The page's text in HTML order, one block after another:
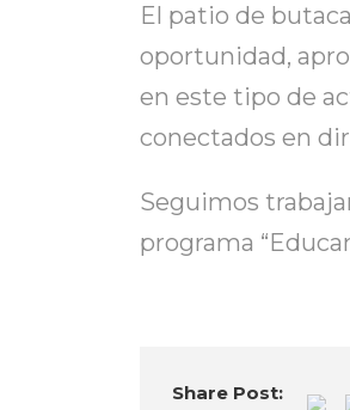
El patio de
oportunidad,
en este tipo de
conectados en
Seguimos
programa
Share Post: